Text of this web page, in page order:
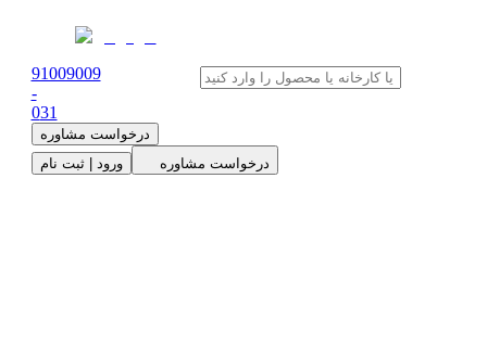
91009009
-
031
درخواست مشاوره
ورود | ثبت نام
درخواست مشاوره